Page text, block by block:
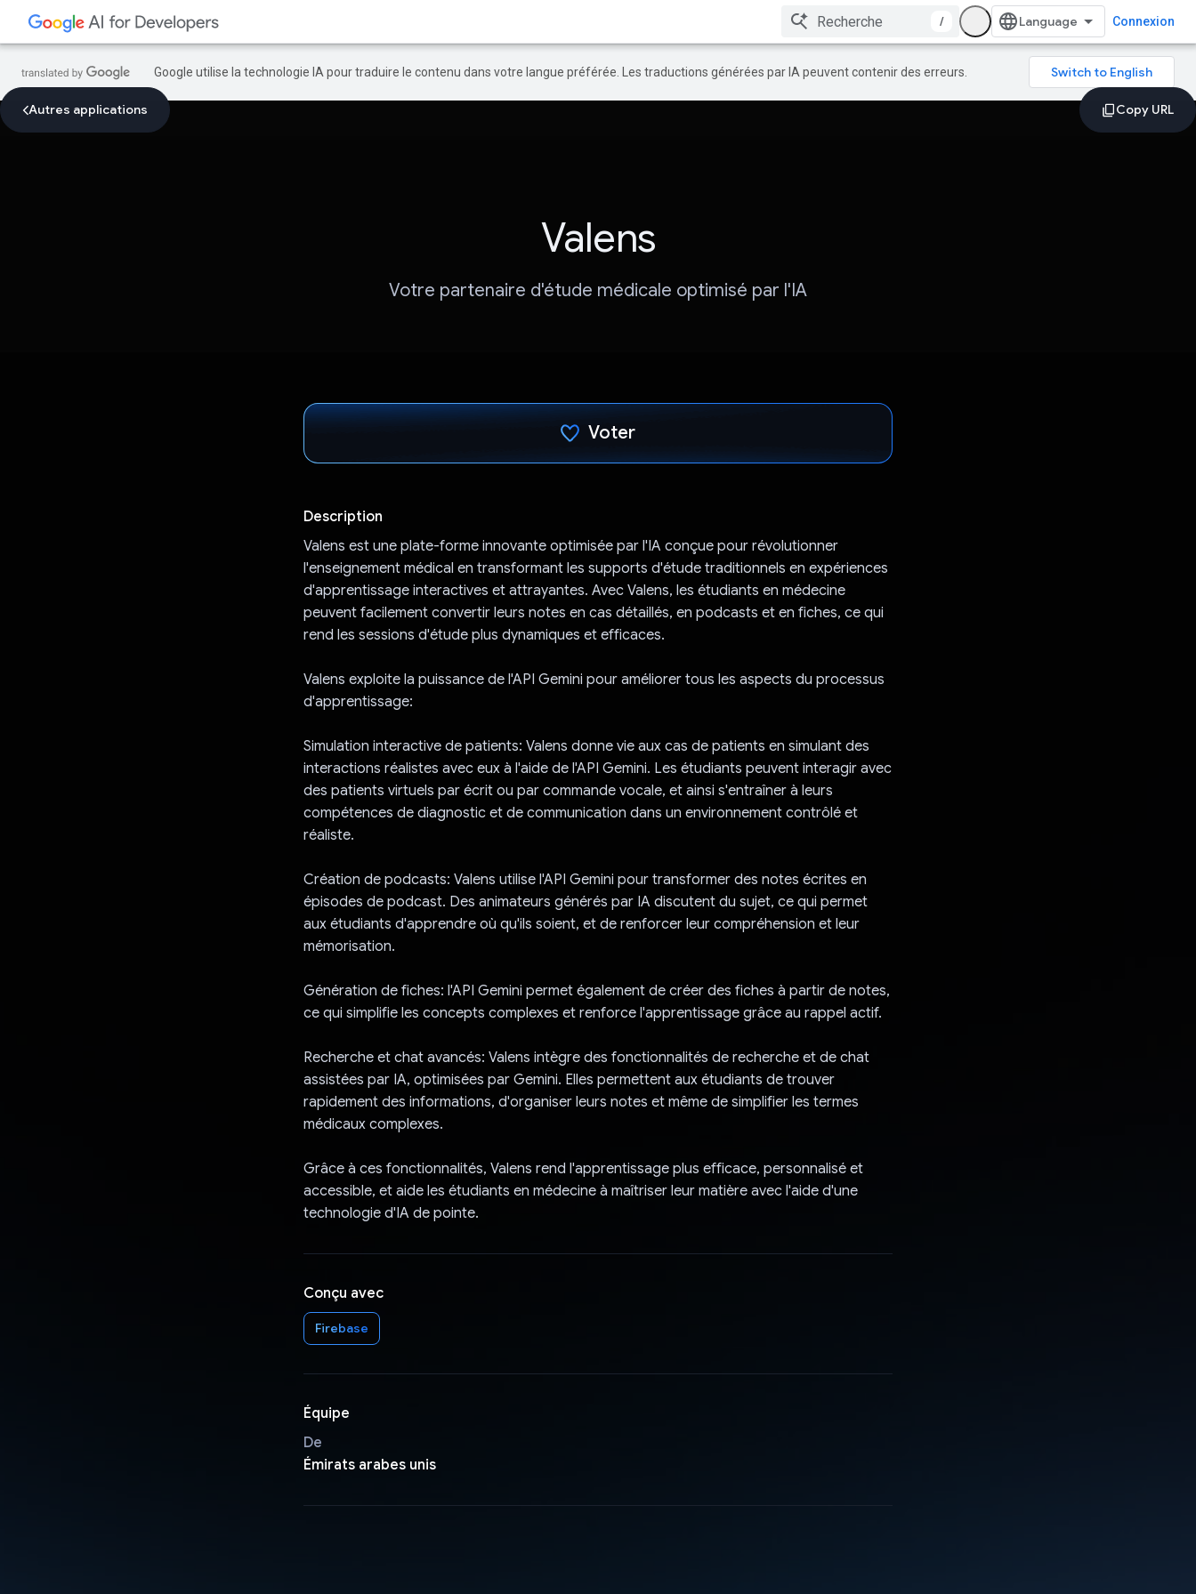
/ Connexion
Google utilise la technologie IA pour traduire le contenu dans votre langue préférée. Les traductions générées par IA peuvent contenir des erreurs.
Autres applications
Valens
Votre partenaire d'étude médicale optimisé par l'IA
Voter
Description
Valens est une plate-forme innovante optimisée par l'IA conçue pour révolutionner
l'enseignement médical en transformant les supports d'étude traditionnels en expériences
d'apprentissage interactives et attrayantes. Avec Valens, les étudiants en médecine
peuvent facilement convertir leurs notes en cas détaillés, en podcasts et en fiches, ce qui
rend les sessions d'étude plus dynamiques et efficaces.
Valens exploite la puissance de l'API Gemini pour améliorer tous les aspects du processus
d'apprentissage:
Simulation interactive de patients: Valens donne vie aux cas de patients en simulant des
interactions réalistes avec eux à l'aide de l'API Gemini. Les étudiants peuvent interagir avec
des patients virtuels par écrit ou par commande vocale, et ainsi s'entraîner à leurs
compétences de diagnostic et de communication dans un environnement contrôlé et
réaliste.
Création de podcasts: Valens utilise l'API Gemini pour transformer des notes écrites en
épisodes de podcast. Des animateurs générés par IA discutent du sujet, ce qui permet
aux étudiants d'apprendre où qu'ils soient, et de renforcer leur compréhension et leur
mémorisation.
Génération de fiches: l'API Gemini permet également de créer des fiches à partir de notes,
ce qui simplifie les concepts complexes et renforce l'apprentissage grâce au rappel actif.
Recherche et chat avancés: Valens intègre des fonctionnalités de recherche et de chat
assistées par IA, optimisées par Gemini. Elles permettent aux étudiants de trouver
rapidement des informations, d'organiser leurs notes et même de simplifier les termes
médicaux complexes.
Grâce à ces fonctionnalités, Valens rend l'apprentissage plus efficace, personnalisé et
accessible, et aide les étudiants en médecine à maîtriser leur matière avec l'aide d'une
technologie d'IA de pointe.
Conçu avec
Firebase
Équipe
De
Émirats arabes unis